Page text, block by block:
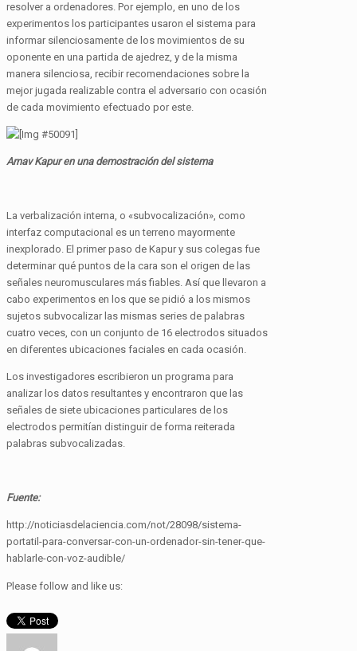
resolver a ordenadores. Por ejemplo, en uno de los
experimentos los participantes usaron el sistema para
informar silenciosamente de los movimientos de su
oponente en una partida de ajedrez, y de la misma
manera silenciosa, recibir recomendaciones sobre la
mejor jugada realizable contra el adversario con ocasión
de cada movimiento efectuado por este.
Arnav Kapur en una demostración del sistema
La verbalización interna, o «subvocalización», como
interfaz computacional es un terreno mayormente
inexplorado. El primer paso de Kapur y sus colegas fue
determinar qué puntos de la cara son el origen de las
señales neuromusculares más fiables. Así que llevaron a
cabo experimentos en los que se pidió a los mismos
sujetos subvocalizar las mismas series de palabras
cuatro veces, con un conjunto de 16 electrodos situados
en diferentes ubicaciones faciales en cada ocasión.
Los investigadores escribieron un programa para
analizar los datos resultantes y encontraron que las
señales de siete ubicaciones particulares de los
electrodos permitían distinguir de forma reiterada
palabras subvocalizadas.
Fuente:
http://noticiasdelaciencia.com/not/28098/sistema-
portatil-para-conversar-con-un-ordenador-sin-tener-que-
hablarle-con-voz-audible/
Please follow and like us: